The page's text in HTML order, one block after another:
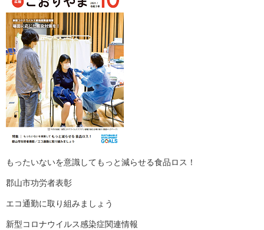
もったいないを意識してもっと減らせる食品ロス！
郡山市功労者表彰
エコ通勤に取り組みましょう
新型コロナウイルス感染症関連情報